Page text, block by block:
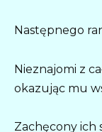
Następnego
Nieznajomi z
okazując mu
Zachęcony ich